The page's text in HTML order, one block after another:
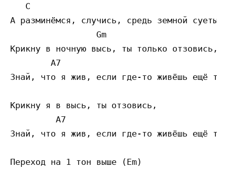
C
А разминёмся, случись, средь земной суеты,
Gm
Крикну в ночную высь, ты только отзовись,
A7
Знай, что я жив, если где-то живёшь ещё ты
Крикну я в высь, ты отзовись,
A7
Знай, что я жив, если где-то живёшь ещё ты
Переход на 1 тон выше (Em)